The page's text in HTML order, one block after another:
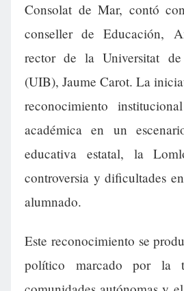
Consolat de Mar, contó
conseller de Educación,
rector de la Universitat
(UIB), Jaume Carot. La
reconocimiento
académica en un
educativa estatal, la
controversia y dificultades
alumnado.
Este reconocimiento se
político marcado por la